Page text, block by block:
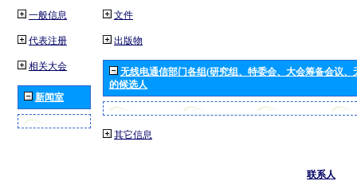
一般信息
代表注册
相关大会
新闻室
文件
出版物
无线电通信部门各组(研究组、特委会、大会筹备会议
的候选人
其它信息
联系人